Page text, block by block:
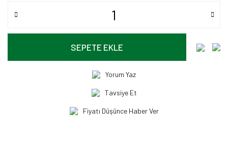
SEPETE EKLE
Yorum Yaz
Tavsiye Et
Fiyatı Düşünce Haber Ver